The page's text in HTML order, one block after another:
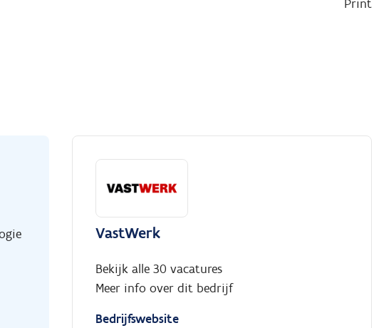
Print
VastWerk
Bekijk alle 30 vacatures
Meer info over dit bedrijf
Bedrijfswebsite